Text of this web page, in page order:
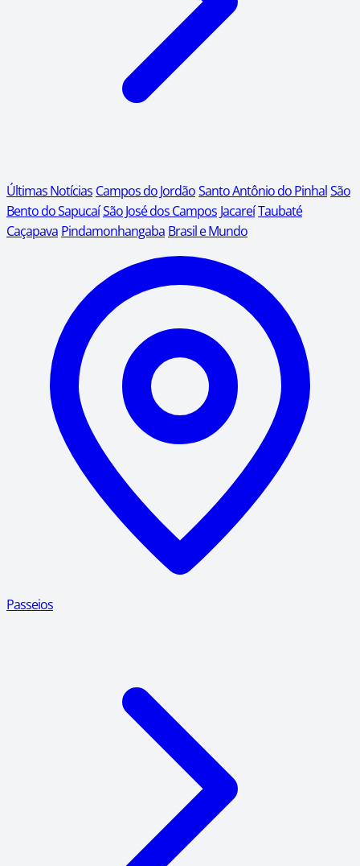
Últimas Notícias Campos do JordãoSanto Antônio do PinhalSão
Bento do SapucaíSão José dos Campos JacareíTaubaté
Caçapava Pindamonhangaba Brasil e Mundo
Passeios